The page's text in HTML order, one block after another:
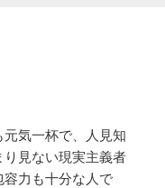
気一杯で、人見知
り見ない現実主義者
力も十分な人で